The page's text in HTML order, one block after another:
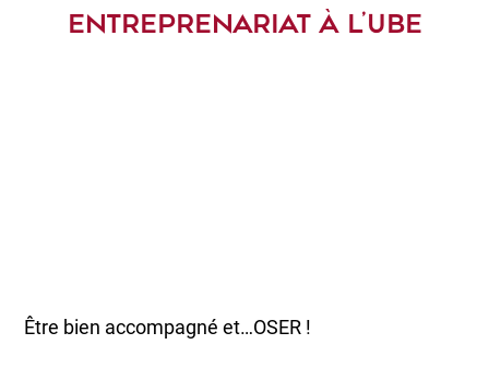
ENTREPRENARIAT À L’UBE
Être bien accompagné et…OSER !